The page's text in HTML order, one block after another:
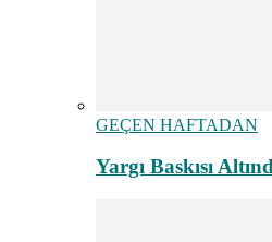
GEÇEN HAFTADAN
Yargı Baskısı